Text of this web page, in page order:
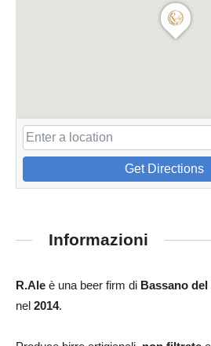
Get Directions
Informazioni
R.Ale è una beer firm di Bassano del
nel 2014.